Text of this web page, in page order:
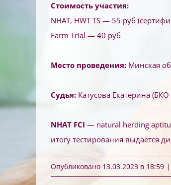
Стоимость участия:
NHAT, HWT TS — 55 руб
Farm Trial — 40 руб
Место проведения: Минская
Судья: Катусова Екатерина (БКО
NHAT FCI — natural herding
итогу тестирования выдаётся
Опубликовано 13.03.2023 в 18:59 |